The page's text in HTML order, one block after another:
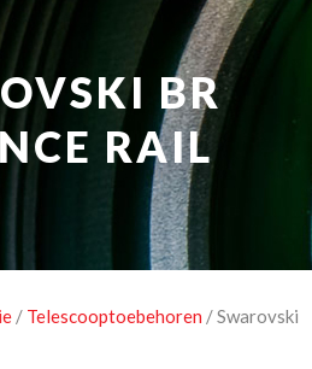
ACCESSOIRES
EN ENERGIE
OCCASIONS
BR
RAIL
/ Telescooptoebehoren / Swarovski